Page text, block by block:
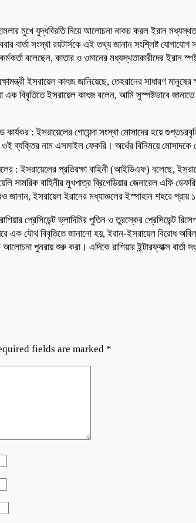
মুখে যুদ্ধবিরতি নিয়ে আলোচনা নাকচ করল ইরান
বার্তা সংস্থা রয়টার্সকে এই তথ্য জানান সংশ্লিষ্ট
বলেছেন, কাতার ও ওমানের মধ্যস্থতাকারীদের ইরান
ইসরায়েল কাৎজ জানিয়েছে, তেহরানের
বিবৃতিতে ইসরায়েল কাৎজ বলেন, আমি সুস্পষ্টভাবে
: ইসরায়েলের গোয়েন্দা সংস্থা মোসাদের হয়ে
ওই ব্যক্তির নাম এসমাইল ফেকরি। অর্থের বিনিময়ে
: ইসরায়েলের প্রতিরক্ষা বাহিনী (আইডিএফ) বলেছে,
সামরিক বাহিনীর মুখপাত্র ব্রিগেডিয়ার জেনারেল এফি
ইসরায়েল ইরানের মধ্যাঞ্চলের ইস্পাহান শহরে প্রায়
প্রেসিডেন্ট ভ্লাদিমির পুতিন ও তুরস্কের প্রেসিডেন্ট
এক যৌথ বিবৃতিতে জানানো হয়, ইরান-ইসরায়েল বিরোধ
পুনরায় শুরু করা। এদিকে রাশিয়ার ইন্টারফ্যাক্স
fields are marked *